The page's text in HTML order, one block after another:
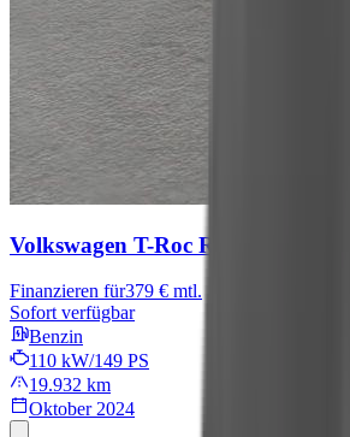
Volkswagen T-Roc R-Line
Finanzieren für379 € mtl.
Sofort verfügbar
Benzin
110 kW/149 PS
19.932 km
Oktober 2024